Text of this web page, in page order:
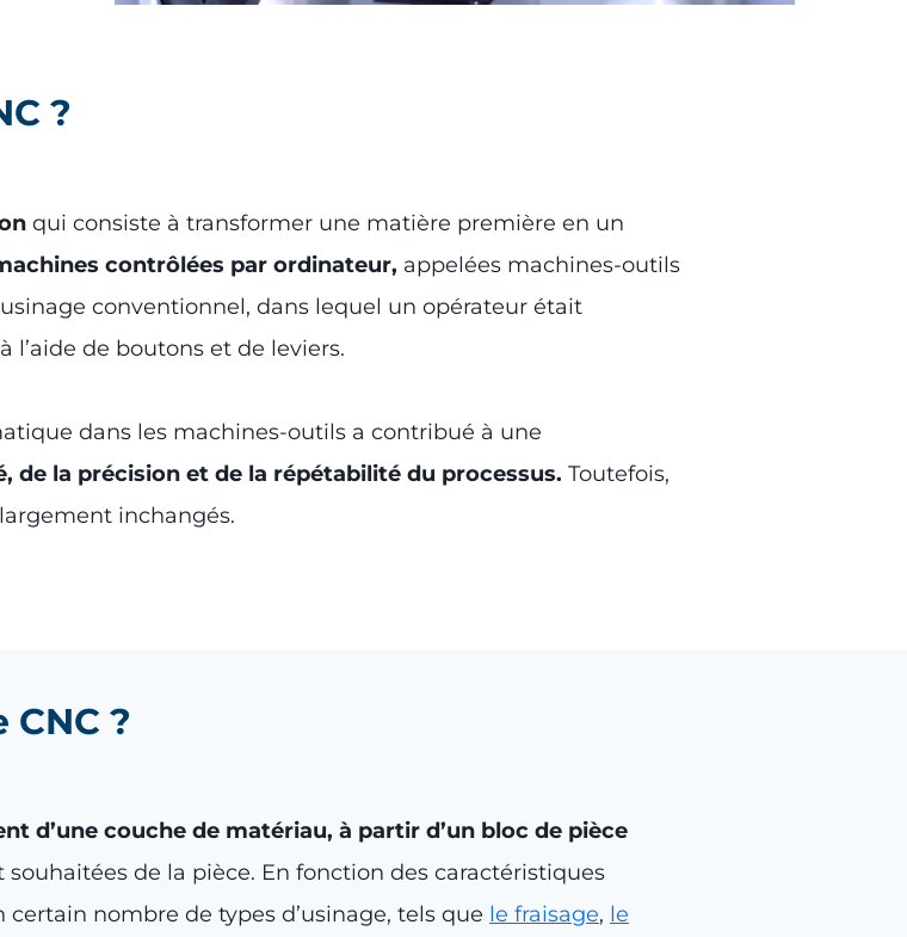
?
qui consiste à transformer une matière première en un
contrôlées par ordinateur, appelées machines-outils
conventionnel, dans lequel un opérateur était
de boutons et de leviers.
dans les machines-outils a contribué à une
la précision et de la répétabilité du processus. Toutefois,
inchangés.
?
d’une couche de matériau, à partir d’un bloc de pièce
de la pièce. En fonction des caractéristiques
nombre de types d’usinage, tels que le fraisage, le